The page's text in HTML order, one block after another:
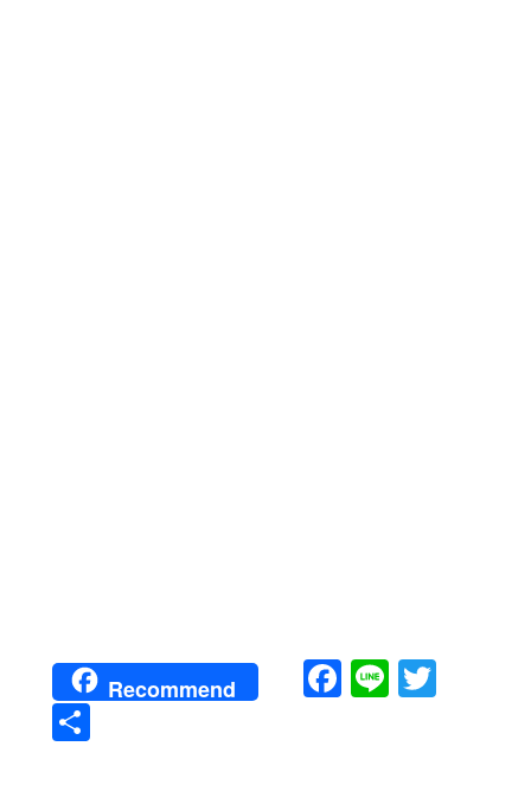
Recommend Facebook
Line